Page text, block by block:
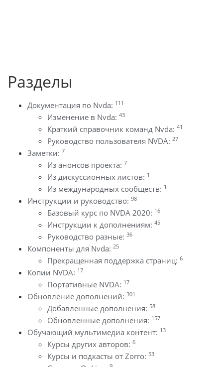
Разделы
Документация по Nvda: 111
Изменение в Nvda: 43
Краткий справочник команд Nvda: 41
Руководство пользователя NVDA: 27
Заметки: 7
Из анонсов проекта: 7
Из дискуссионных листов: 1
Из международных сообществ: 1
Инструкции и руководство: 98
Базовый курс по NVDA 2020: 16
Инструкции к дополнениям: 45
Руководство разные: 36
Компоненты для Nvda: 25
Прекращенная поддержка страниц: 6
Копии NVDA: 17
Портативные NVDA: 17
Обновление дополнений: 301
Добавленные дополнения: 58
Обновленные дополнения: 157
Обучающий мультимедиа контент: 13
Курсы других авторов: 6
Курсы и подкасты от Zorro: 53